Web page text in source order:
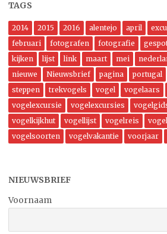
TAGS
2014 2015 2016 alentejo april
februari
fotografen fotografie
kijken
lijst link maart mei
nieuwe
Nieuwsbrief pagina portugal
steppen
trekvogels vogel vogelaars
vogelexcursie
vogelexcursies
vogelkijkhut
vogellijst vogelreis
vogelsoorten
vogelvakantie voorjaar
NIEUWSBRIEF
Voornaam